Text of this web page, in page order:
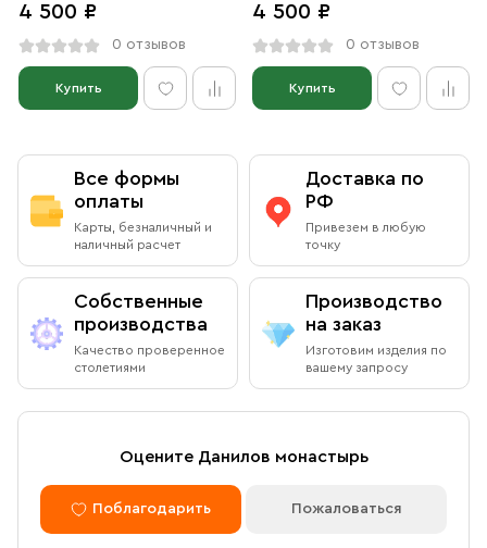
4 500 ₽
0 отзывов
Купить
4 500 ₽
0 отзывов
Купить
Все формы
оплаты
Карты, безналичный и
наличный расчет
Доставка по
РФ
Привезем в любую
точку
Собственные
производства
Качество проверенное
столетиями
Производство
на заказ
Изготовим изделия по
вашему запросу
Оцените Данилов монастырь
Поблагодарить Пожаловаться